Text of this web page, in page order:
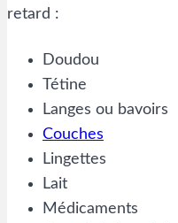
retard :
Doudou
Tétine
Langes ou bavoirs
Couches
Lingettes
Lait
Médicaments